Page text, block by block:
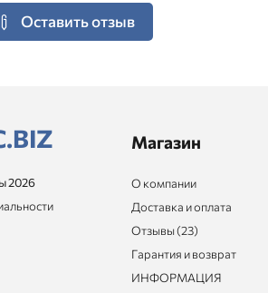
Оставить отзыв
2026
Магазин
О компании
Доставка и оплата
Отзывы (23)
Гарантия и возврат
ИНФОРМАЦИЯ